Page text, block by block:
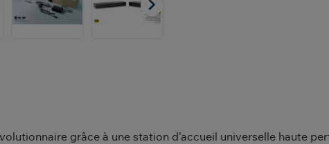

grâce à une station d’accueil universelle haute